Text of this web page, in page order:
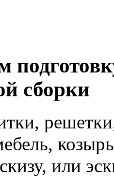
сборки
или